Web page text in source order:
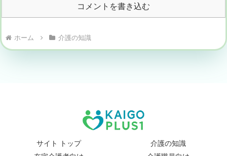
コメントを書き込む
ホーム 介護の知識
サイト トップ
介護の知識